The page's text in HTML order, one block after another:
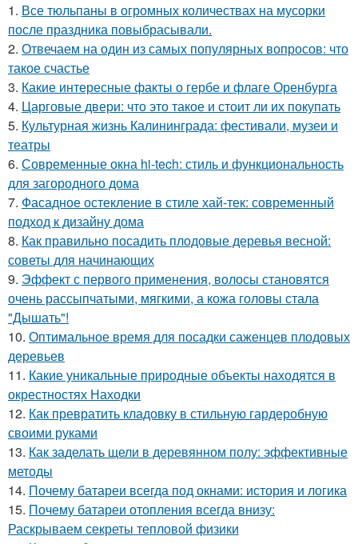
1. Все тюльпаны в огромных количествах на мусорки
после праздника повыбрасывали.
2. Отвечаем на один из самых популярных вопросов: что
такое счастье
3. Какие интересные факты о гербе и флаге Оренбурга
4. Царговые двери: что это такое и стоит ли их покупать
5. Культурная жизнь Калининграда: фестивали, музеи и
театры
6. Современные окна hi-tech: стиль и функциональность
для загородного дома
7. Фасадное остекление в стиле хай-тек: современный
подход к дизайну дома
8. Как правильно посадить плодовые деревья весной:
советы для начинающих
9. Эффект с первого применения, волосы становятся
очень рассыпчатыми, мягкими, а кожа головы стала
"Дышать"!
10. Оптимальное время для посадки саженцев плодовых
деревьев
11. Какие уникальные природные объекты находятся в
окрестностях Находки
12. Как превратить кладовку в стильную гардеробную
своими руками
13. Как заделать щели в деревянном полу: эффективные
методы
14. Почему батареи всегда под окнами: история и логика
15. Почему батареи отопления всегда внизу:
Раскрываем секреты тепловой физики